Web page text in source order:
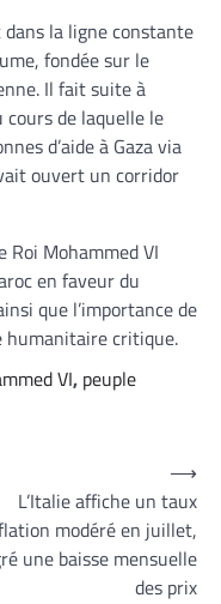
dans la ligne constante
fondée sur le
Il fait suite à
de laquelle le
d’aide à Gaza via
ouvert un corridor
Mohammed VI
en faveur du
que l’importance de
humanitaire critique.
VI, peuple
L’Italie affiche un taux
modéré en juillet,
une baisse mensuelle
des prix
⟶